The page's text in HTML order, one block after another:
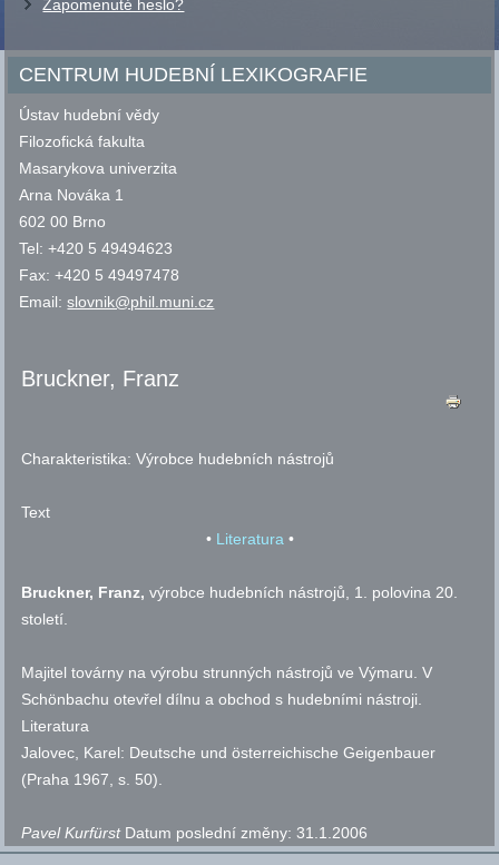
Zapomenuté heslo?
CENTRUM HUDEBNÍ LEXIKOGRAFIE
Ústav hudební vědy
Filozofická fakulta
Masarykova univerzita
Arna Nováka 1
602 00 Brno
Tel: +420 5 49494623
Fax: +420 5 49497478
Email:slovnik@phil.muni.cz
Bruckner, Franz
Charakteristika:Výrobce hudebních nástrojů
Text
• Literatura•
Bruckner, Franz,výrobce hudebních nástrojů, 1. polovina 20.
století.
Majitel továrny na výrobu strunných nástrojů ve Výmaru. V
Schönbachu otevřel dílnu a obchod s hudebními nástroji.
Literatura
Jalovec, Karel: Deutsche und österreichische Geigenbauer
(Praha 1967, s. 50).
Pavel Kurfürst Datum poslední změny:31.1.2006